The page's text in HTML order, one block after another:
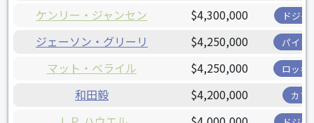
ケンリー・ジャンセン $4,300,000 ドジャ
ジェーソン・グリーリ $4,250,000 パイレ
マット・ベライル $4,250,000 ロッキ
和田毅 $4,200,000 カブ